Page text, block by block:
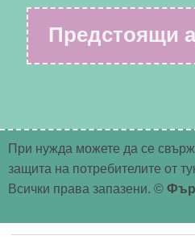
Предстоящи
При нужда можете да се
защита на потребителите от
Всички права запазени. ©